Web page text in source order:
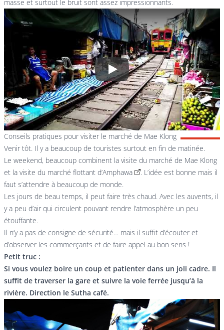
masse et surtout le bruit sont assez impressionnants.
Play
Conseils pratiques pour visiter le marché de Mae Klong
Venir tôt. Il y a beaucoup de touristes surtout en fin de matinée.
Le weekend, beaucoup combinent la visite du marché de Mae Klong
et la visite du marché flottant d’Amphawa
. L’idée est bonne mais il
faut s’attendre à beaucoup de monde.
Les jours de beau temps, il peut faire très chaud. Avec les auvents, il
y a peu d’air qui circulent pouvant rendre l’atmosphère un peu
étouffante.
Il n’y a pas de consigne de sécurité… mais il suffit d’écouter et
d’observer les commerçants et de faire appel au bon sens !
Petit truc :
Si vous voulez boire un coup et patienter dans un joli cadre. Il
suffit de traverser la gare et suivre la voie ferrée jusqu’à la
rivière. Direction le Sutha café.